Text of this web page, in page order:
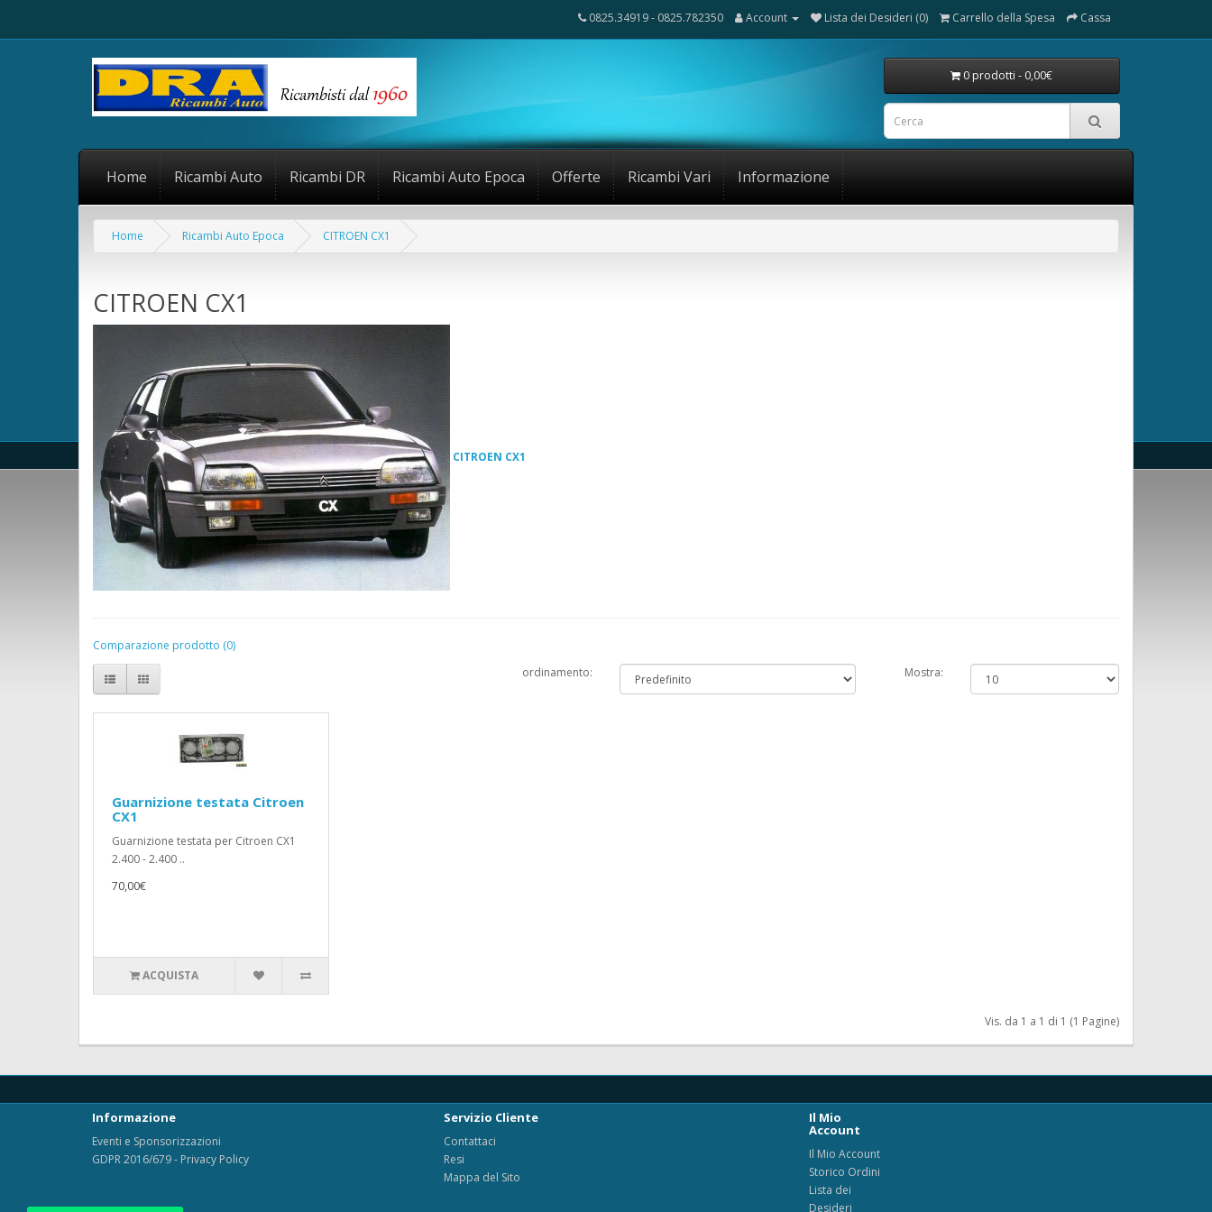
0825.34919 - 0825.782350 Account Lista dei Desideri (0) Carrello della Spesa Cassa
0 prodotti - 0,00€
Home Ricambi Auto Ricambi DR Ricambi Auto Epoca Offerte Ricambi Vari Informazione
Home Ricambi Auto Epoca CITROEN CX1
CITROEN CX1
CITROEN CX1
Comparazione prodotto (0)
ordinamento:
Mostra:
Guarnizione testata Citroen
CX1
Guarnizione testata per Citroen CX1
2.400 - 2.400 ..
70,00€
ACQUISTA
Vis. da 1 a 1 di 1 (1 Pagine)
Informazione
Eventi e Sponsorizzazioni
GDPR 2016/679 - Privacy Policy
Servizio Cliente
Contattaci
Resi
Mappa del Sito
Il Mio
Account
Il Mio Account
Storico Ordini
Lista dei
Desideri